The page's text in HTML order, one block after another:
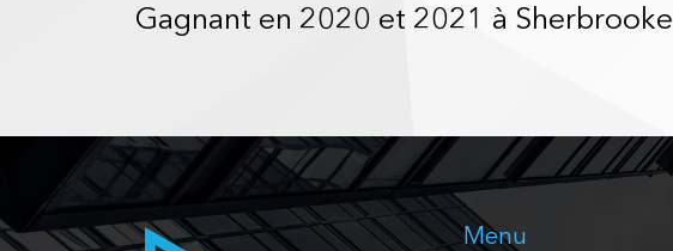
Gagnant en 2020 et 2021 à Sherbrooke
Menu